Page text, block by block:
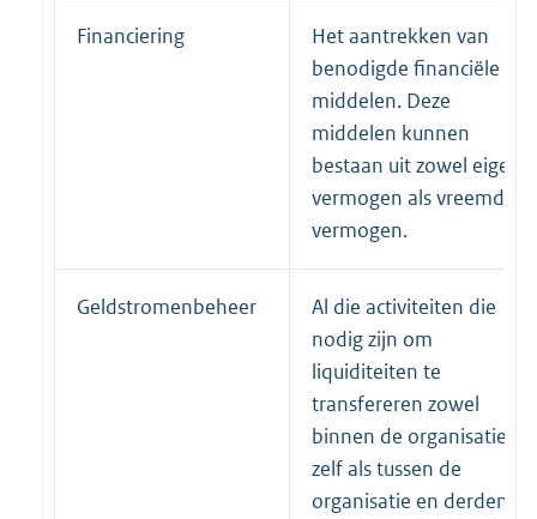
Financiering
Het aantrekken van
benodigde financiële
middelen. Deze
middelen kunnen
bestaan uit zowel eigen
vermogen als vreemd
vermogen.
Geldstromenbeheer
Al die activiteiten die
nodig zijn om
liquiditeiten te
transfereren zowel
binnen de organisatie
zelf als tussen de
organisatie en derden